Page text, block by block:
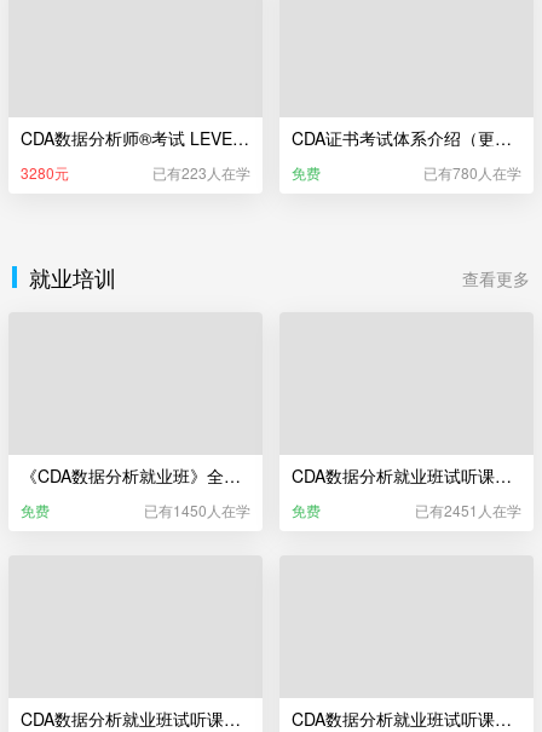
CDA数据分析师®考试 LEVEL III 辅导课（新版）
3280元 已有223人在学
CDA证书考试体系介绍（更新于2025年5月22日）
免费 已有780人在学
就业培训 查看更多
《CDA数据分析就业班》全流程实录宣传片
免费 已有1450人在学
CDA数据分析就业班试听课——数据科学相关行业及岗位介绍
免费 已有2451人在学
CDA数据分析就业班试听课——CDA数据分析师教研服务 CDA数据分析就业班试听课——Python编程基础与数据清洗